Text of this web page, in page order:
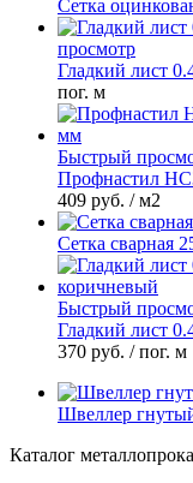
Сетка
просмотр
Гладкий лист
пог. м
Быстрый
Профнастил
409 руб. / м2
Сетка сварная
Быстрый
Гладкий лист
370 руб. / пог. м
Швеллер
Каталог